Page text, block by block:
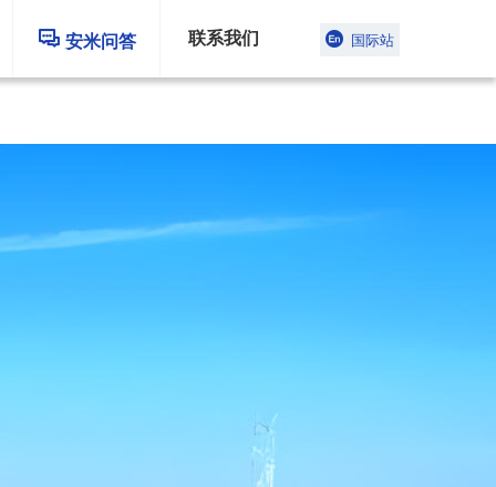
 安米问答 联系我们  国际站
概述 牌号参数 产品特点